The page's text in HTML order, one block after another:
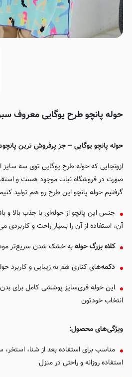
حوله پانچو طرح یوگایی معروف سبز
حوله پانچو یوگایی – جز پرفروش ترین پانچو
ازونجایی که حوله طرح یوگایی توی سه
صورت در فروشگاه نبات موجود هست و
گرفتیم حوله پانچو این طرح رو هم تولید
جنس این پانچو از حوله‌ای با جذب بالا و
آن، استفاده از آن را بسیار راحت و کاربردی
کلاهبزرگ حولهبه خشک شدن سریع‌تر
دکمه‌های کناری هم به زیبایی و کاربرد
این حوله فری‌سایز پوششی کامل برای
انتخاب خودتون
ویژگی‌های محصول:
مناسب برای استفاده بعد از شنا، استخر،
استفاده روزانه و راحتی در منزل